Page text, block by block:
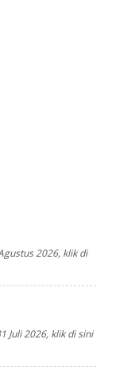
2026, klik di
Juli 2026, klik di sini